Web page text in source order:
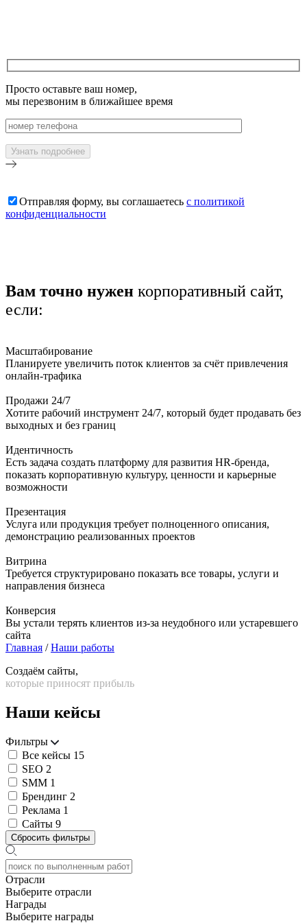
Просто оставьте ваш номер,
мы перезвоним в ближайшее время
Отправляя форму, вы соглашаетесь с политикой
конфиденциальности
Вам точно нужен корпоративный сайт,
если:
Масштабирование
Планируете увеличить поток клиентов за счёт привлечения
онлайн-трафика
Продажи 24/7
Хотите рабочий инструмент 24/7, который будет продавать без
выходных и без границ
Идентичность
Есть задача создать платформу для развития HR-бренда,
показать корпоративную культуру, ценности и карьерные
возможности
Презентация
Услуга или продукция требует полноценного описания,
демонстрацию реализованных проектов
Витрина
Требуется структурировано показать все товары, услуги и
направления бизнеса
Конверсия
Вы устали терять клиентов из-за неудобного или устаревшего
сайта
Главная /Наши работы
Создаём сайты,
которые приносят прибыль
Наши кейсы
Фильтры
Все кейсы 15
SEO 2
SMM 1
Брендинг 2
Реклама 1
Сайты 9
Сбросить фильтры
Отрасли
Выберите отрасли
Награды
Выберите награды